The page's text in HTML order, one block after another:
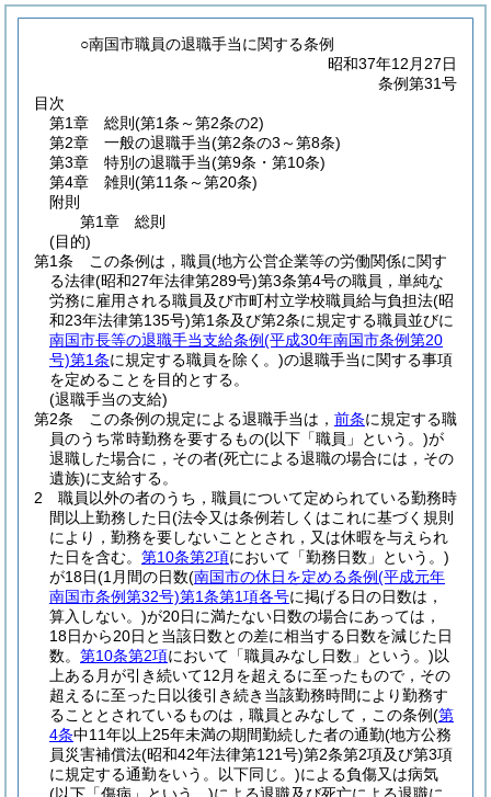
○南国市職員の退職手当に関する条例
昭和37年12月27日
条例第31号
目次
第1章
総則 (第1条～第2条の2)
第2章
一般の退職手当(第2条の3～第8条)
第3章
特別の退職手当(第9条・第10条)
第4章
雑則 (第11条～第20条)
附則
第1章
総則
(目的)
第1条
この条例は，職員(地方公営企業等の労働関係に関す
る法律(昭和27年法律第289号)第3条第4号の職員，単純な
労務に雇用される職員及び市町村立学校職員給与負担法(昭
和23年法律第135号)第1条及び第2条に規定する職員並びに
南国市長等の退職手当支給条例(平成30年南国市条例第20
号)第1条に規定する職員を除く。)の退職手当に関する事項
を定めることを目的とする。
(退職手当の支給)
第2条
この条例の規定による退職手当は， 前条に規定する職
員のうち常時勤務を要するもの(以下「職員」という。)が
退職した場合に，その者(死亡による退職の場合には，その
遺族)に支給する。
2
職員以外の者のうち，職員について定められている勤務時
間以上勤務した日(法令又は条例若しくはこれに基づく規則
により，勤務を要しないこととされ，又は休暇を与えられ
た日を含む。 第10条第2項において「勤務日数」という。)
が18日(1月間の日数(南国市の休日を定める条例(平成元年
南国市条例第32号)第1条第1項各号に掲げる日の日数は，
算入しない。)が20日に満たない日数の場合にあっては，
18日から20日と当該日数との差に相当する日数を減じた日
数。 第10条第2項において「職員みなし日数」という。)以
上ある月が引き続いて12月を超えるに至ったもので，その
超えるに至った日以後引き続き当該勤務時間により勤務す
ることとされているものは，職員とみなして，この条例(第
4条中11年以上25年未満の期間勤続した者の通勤(地方公務
員災害補償法(昭和42年法律第121号)第2条第2項及び第3項
に規定する通勤をいう。以下同じ。)による負傷又は病気